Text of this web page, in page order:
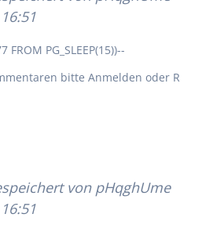
FROM PG_SLEEP(15))--
bitte Anmelden oder R
von pHqghUme